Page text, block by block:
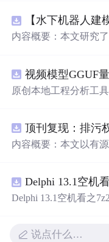
内容概要：本文研究
探讨了将强化学习算法
方法，以提升AUV在
arning算法在线动态优
数，从而 实现对系统
的综合优化。通过
著优势，充分展示了
域的可行性和应用潜力。; 适合人群：具备自动控
础、强化学习基础知
人员。; 使用场景及目标：①用于水下机器人、无人潜航器
原创本地工程分析工
行 效果图、README
及原创授权声明。
内容概要：本文以有源
的一体化高性能并网
平拓扑在开关损耗均
开关频率，显著降低
Delphi 13.1空机
Delphi 13.1空机看之
说点什么…